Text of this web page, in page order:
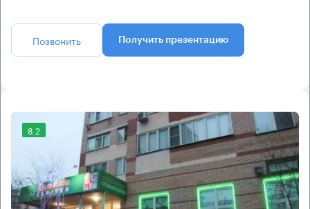
Позвонить Получить презентацию
8.2